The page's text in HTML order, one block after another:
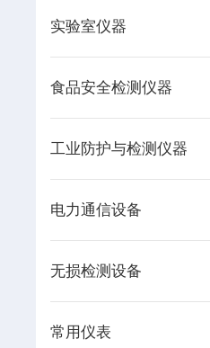
实验室仪器
食品安全检测仪器
工业防护与检测仪器
电力通信设备
无损检测设备
常用仪表